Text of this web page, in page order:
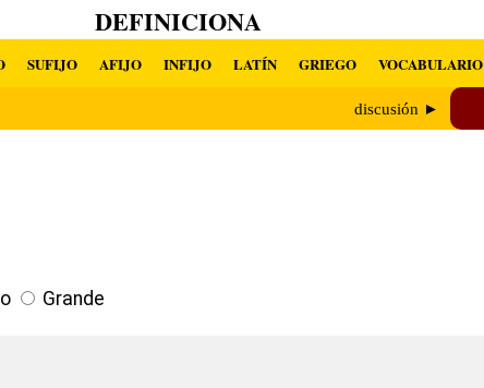
DEFINICIONA
SUFIJO AFIJO INFIJO LATÍN GRIEGO VOCABULARIO
discusión ►
Grande